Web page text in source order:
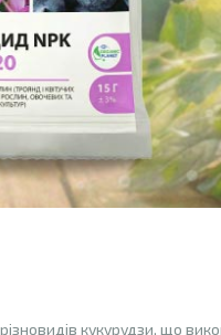
кукурудзи, що